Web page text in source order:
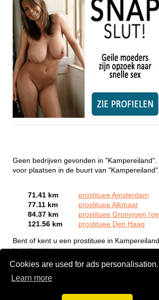
Cookies are used for ads personalisation.
Learn more
Geen bedrijven gevonden in
voor plaatsen in de buurt van "Kampereiland".
71.41 km
prostituee Amsterdam
77.11 km
prostituee Alkmaar
84.37 km
prostituee Groningen
121.56 km
prostituee Den Haag
Bent of kent u een prostituee in
bedrijf gratis aan